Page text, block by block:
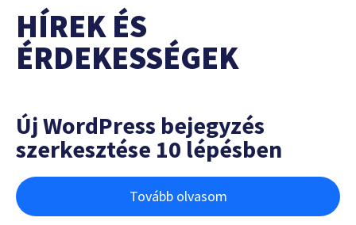
HÍREK ÉS
ÉRDEKESSÉGEK
Új WordPress bejegyzés
szerkesztése 10 lépésben
Tovább olvasom